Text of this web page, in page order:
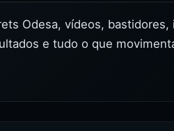
Odesa, vídeos,
e tudo o que